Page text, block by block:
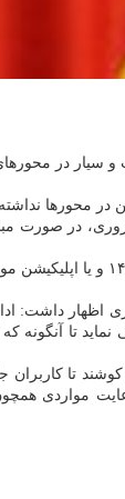
باش هستند همینطور ۳۷
در محورها
در صورت
نیمه سنگین و سبک راهداری در
تا آنگونه که
تا کاربران
مواردی